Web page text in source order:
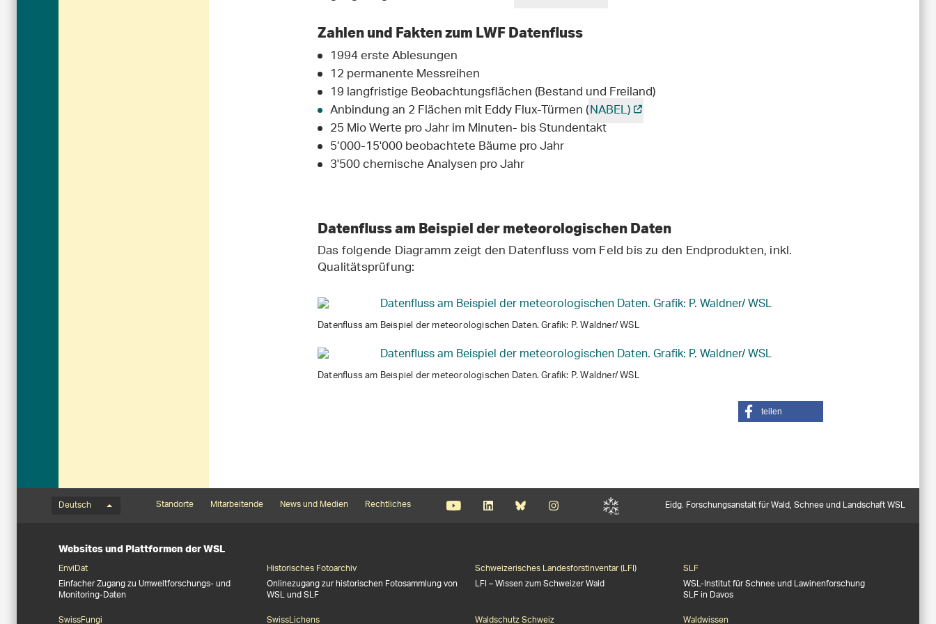
Zahlen und Fakten zum LWF Datenfluss
1994 erste Ablesungen
12 permanente Messreihen
19 langfristige Beobachtungsflächen (Bestand und Freiland)
Anbindung an 2 Flächen mit Eddy Flux-Türmen (NABEL)
25 Mio Werte pro Jahr im Minuten- bis Stundentakt
5’000-15'000 beobachtete Bäume pro Jahr
3'500 chemische Analysen pro Jahr
Datenfluss am Beispiel der meteorologischen Daten
Das folgende Diagramm zeigt den Datenfluss vom Feld bis zu den Endprodukten, inkl.
Qualitätsprüfung:
Datenfluss am Beispiel der meteorologischen Daten. Grafik: P. Waldner/ WSL
Datenfluss am Beispiel der meteorologischen Daten. Grafik: P. Waldner/ WSL
teilen
Sprachmenü
Deutsch
Footernavigation
Standorte Mitarbeitende News und Medien Rechtliches Eidg. Forschungsanstalt für Wald, Schnee und Landschaft WSL
Websites und Plattformen der WSL
EnviDat
Einfacher Zugang zu Umweltforschungs- und
Monitoring-Daten
Historisches Fotoarchiv
Onlinezugang zur historischen Fotosammlung von
WSL und SLF
Schweizerisches Landesforstinventar (LFI)
LFI – Wissen zum Schweizer Wald
SLF
WSL-Institut für Schnee und Lawinenforschung
SLF in Davos
SwissFungi
SwissLichens Waldschutz Schweiz Waldwissen